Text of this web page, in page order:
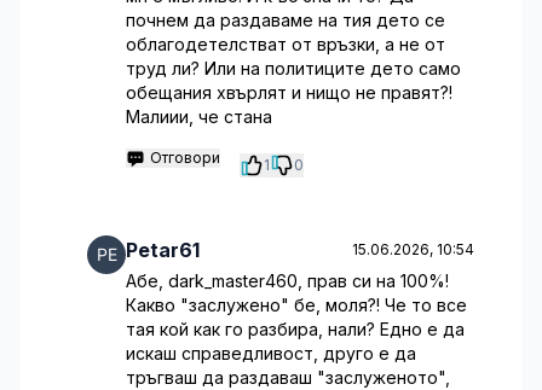
почнем да раздаваме на тия дето се
облагодетелстват от връзки, а не от
труд ли? Или на политиците дето само
обещания хвърлят и нищо не правят?!
Малиии, че стана
Отговори 1 0
Petar61 15.06.2026, 10:54
Абе, dark_master460, прав си на 100%!
Какво "заслужено" бе, моля?! Че то все
тая кой как го разбира, нали? Едно е да
искаш справедливост, друго е да
тръгваш да раздаваш "заслуженото",